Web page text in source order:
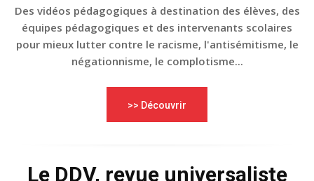
Des vidéos pédagogiques à destination des élèves, des
équipes pédagogiques et des intervenants scolaires
pour mieux lutter contre le racisme, l'antisémitisme, le
négationnisme, le complotisme...
>> Découvrir
Le DDV, revue universaliste